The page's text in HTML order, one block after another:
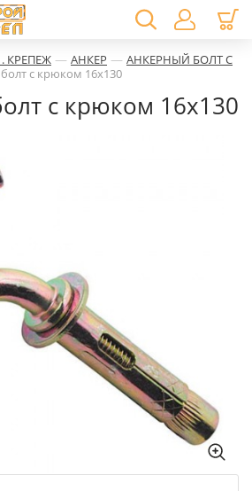
КРЕПЕЖ — АНКЕР — АНКЕРНЫЙ БОЛТ С
с крюком 16х130
с крюком 16х130